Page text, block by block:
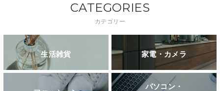
CATEGORIES
カテゴリー
生活雑貨 家電・カメラ
パソコン・